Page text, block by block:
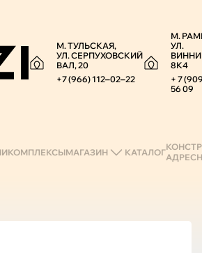
М. ТУЛЬСКАЯ,
УЛ. СЕРПУХОВСКИЙ
ВАЛ, 20
+7 (966) 112‒02‒22
М.
УЛ.
8К4
+ 7
56 09
КОМПЛЕКСЫМАГАЗИН КАТАЛОГ